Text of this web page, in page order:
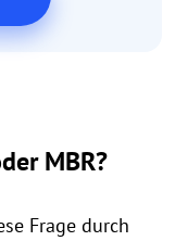
MBR?
Frage durch